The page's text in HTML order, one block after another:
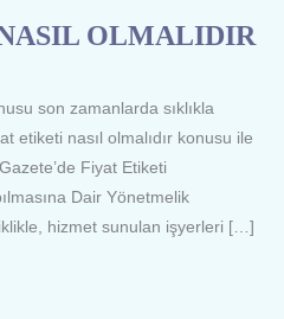
OLMALIDIR
son zamanlarda sıklıkla
etiketi nasıl olmalıdır konusu ile
Fiyat Etiketi
Dair Yönetmelik
hizmet sunulan işyerleri […]